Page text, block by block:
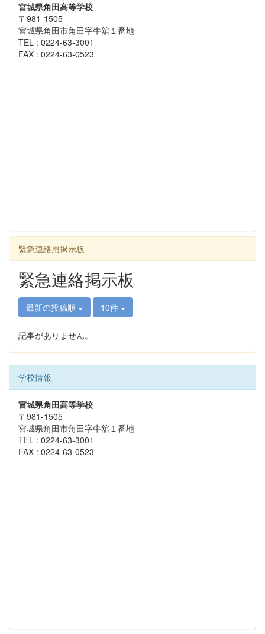
宮城県角田高等学校
〒981-1505
宮城県角田市角田字牛舘１番地
TEL : 0224-63-3001
FAX : 0224-63-0523
緊急連絡用掲示板
緊急連絡掲示板
最新の投稿順 10件
記事がありません。
学校情報
宮城県角田高等学校
〒981-1505
宮城県角田市角田字牛舘１番地
TEL : 0224-63-3001
FAX : 0224-63-0523